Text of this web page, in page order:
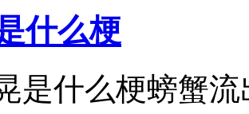
什么梗
是什么梗螃蟹